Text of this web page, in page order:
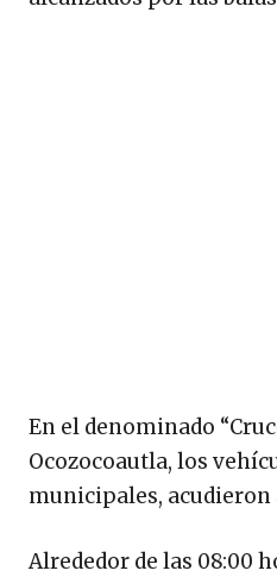
En el denominado
Ocozocoautla, los
municipales, acudieron
Alrededor de las 08:00